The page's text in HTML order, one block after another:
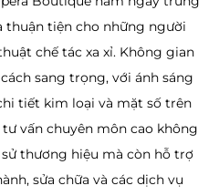
thuận tiện cho những người
chế tác xa xỉ. Không gian
sang trọng, với ánh sáng
tiết kim loại và mặt số trên
vấn chuyên môn cao không
thương hiệu mà còn hỗ trợ
sửa chữa và các dịch vụ